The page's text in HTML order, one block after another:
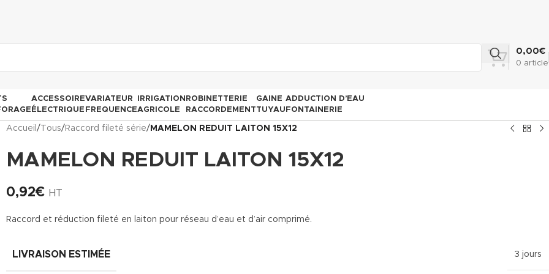
0 article
0,00€
ACCESSOIRE
ÉLECTRIQUE
VARIATEUR
FREQUENCE
IRRIGATION
AGRICOLE
ROBINETTERIE
RACCORDEMENT
GAINE
TUYAU
ADDUCTION D’EAU
FONTAINERIE
Accueil / Tous/ Raccord fileté série/ MAMELON REDUIT LAITON 15X12
MAMELON REDUIT LAITON 15X12
0,92€ HT
Raccord et réduction fileté en laiton pour réseau d’eau et d’air comprimé.
LIVRAISON ESTIMÉE 3 jours